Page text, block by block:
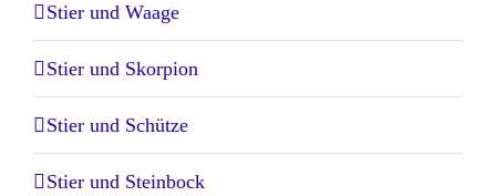
Stier und Waage
Stier und Skorpion
Stier und Schütze
Stier und Steinbock